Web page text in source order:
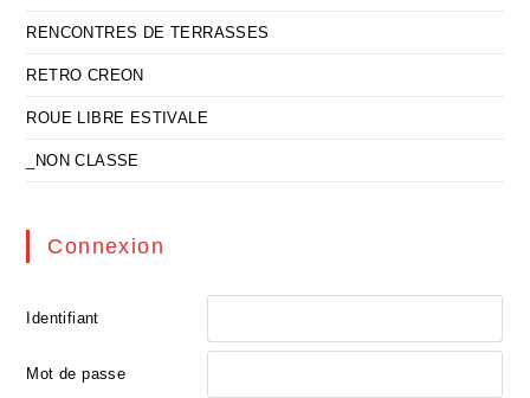
RENCONTRES DE TERRASSES
RETRO CREON
ROUE LIBRE ESTIVALE
_NON CLASSE
Connexion
Identifiant
Mot de passe